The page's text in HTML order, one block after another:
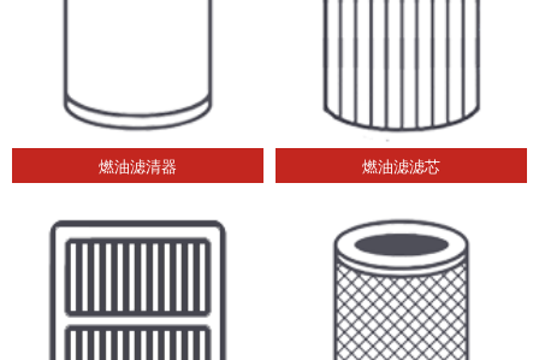
燃油滤清器 燃油滤滤芯